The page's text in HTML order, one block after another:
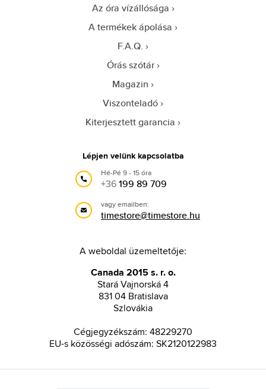
Az óra vízállósága
A termékek ápolása
F.A.Q.
Órás szótár
Magazin
Viszonteladó
Kiterjesztett garancia
Lépjen velünk kapcsolatba
Hé-Pé 9 - 15 óra
+36199 89 709
vagy emailben:
timestore@timestore.hu
A weboldal üzemeltetője:
Canada 2015 s. r. o.
Stará Vajnorská 4
831 04 Bratislava
Szlovákia
Cégjegyzékszám: 48229270
EU-s közösségi adószám: SK2120122983